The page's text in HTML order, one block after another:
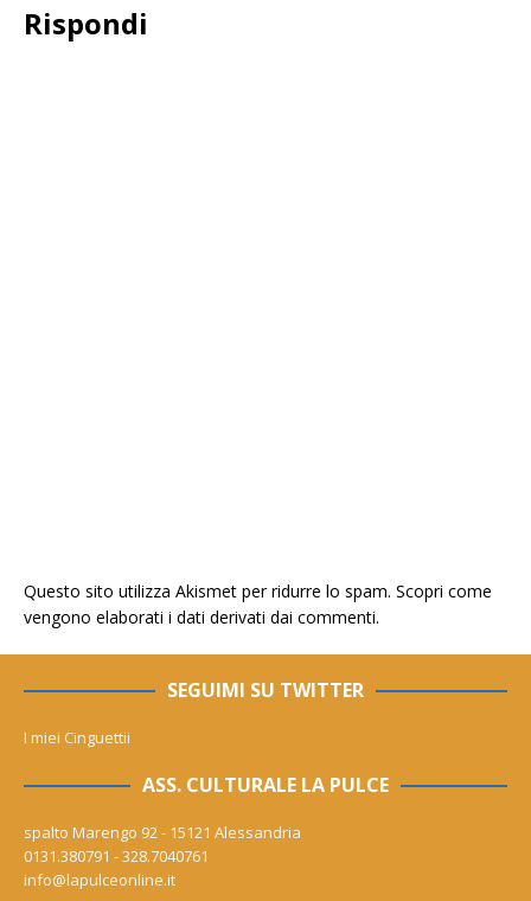
Rispondi
Questo sito utilizza Akismet per ridurre lo spam. Scopri come
vengono elaborati i dati derivati dai commenti.
SEGUIMI SU TWITTER
I miei Cinguettii
ASS. CULTURALE LA PULCE
spalto Marengo 92 - 15121 Alessandria
0131.380791 - 328.7040761
info@lapulceonline.it